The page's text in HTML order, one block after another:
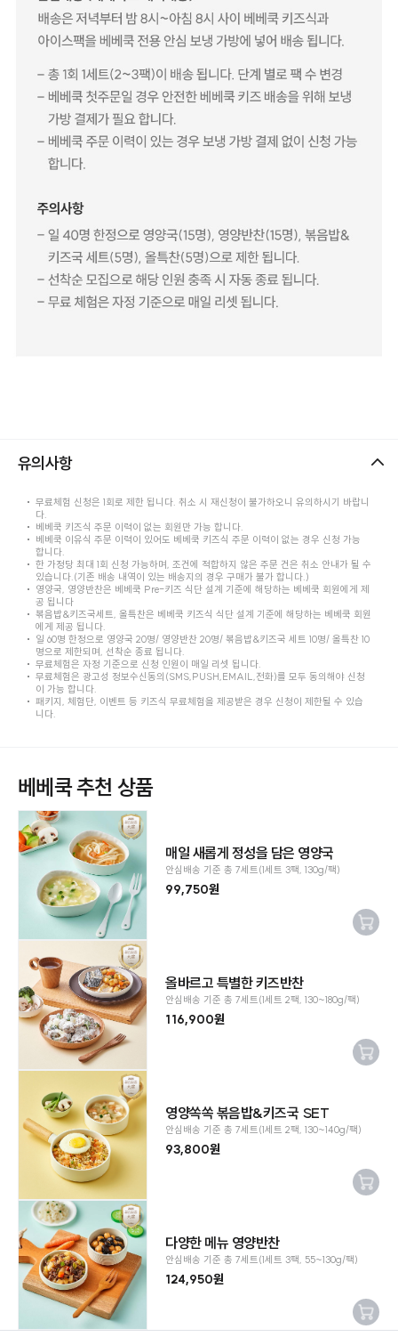
유의사항
무료체험 신청은 1회로 제한 됩니다. 취소 시 재신청이 불가하오니 유의하시기 바랍니
다.
베베쿡 키즈식 주문 이력이 없는 회원만 가능 합니다.
베베쿡 이유식 주문 이력이 있어도 베베쿡 키즈식 주문 이력이 없는 경우 신청 가능
합니다.
한 가정당 최대 1회 신청 가능하며, 조건에 적합하지 않은 주문 건은 취소 안내가 될 수
있습니다.(기존 배송 내역이 있는 배송지의 경우 구매가 불가 합니다.)
영양국, 영양반찬은 베베쿡 Pre-키즈 식단 설계 기준에 해당하는 베베쿡 회원에게 제
공 됩니다
볶음밥&키즈국세트, 올특찬은 베베쿡 키즈식 식단 설계 기준에 해당하는 베베쿡 회원
에게 제공 됩니다.
일 60명 한정으로 영양국 20명/ 영양반찬 20명/ 볶음밥&키즈국 세트 10명/ 올특찬 10
명으로 제한되며, 선착순 종료 됩니다.
무료체험은 자정 기준으로 신청 인원이 매일 리셋 됩니다.
무료체험은 광고성 정보수신동의(SMS,PUSH,EMAIL,전화)를 모두 동의해야 신청
이 가능 합니다.
패키지, 체험단, 이벤트 등 키즈식 무료체험을 제공받은 경우 신청이 제한될 수 있습
니다.
베베쿡 추천 상품
매일 새롭게 정성을 담은 영양국
안심배송 기준 총 7세트(1세트 3팩, 130g/팩)
99,750원
올바르고 특별한 키즈반찬
안심배송 기준 총 7세트(1세트 2팩, 130~180g/팩)
116,900원
영양쏙쏙 볶음밥&키즈국 SET
안심배송 기준 총 7세트(1세트 2팩, 130~140g/팩)
93,800원
SOLD OUT
다양한 메뉴 영양반찬
안심배송 기준 총 7세트(1세트 3팩, 55~130g/팩)
124,950원